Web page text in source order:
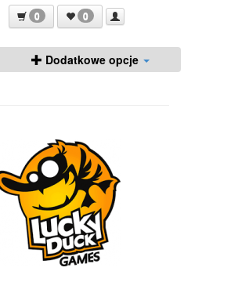
0 0
Dodatkowe opcje